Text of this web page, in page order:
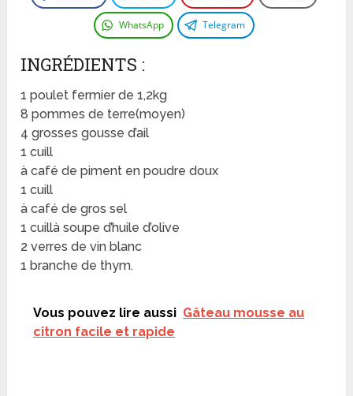
WhatsApp Telegram
INGRÉDIENTS :
1 poulet fermier de 1,2kg
8 pommes de terre(moyen)
4 grosses gousse d’ail
1 cuill
à café de piment en poudre doux
1 cuill
à café de gros sel
1 cuillà soupe d’huile d’olive
2 verres de vin blanc
1 branche de thym.
Vous pouvez lire aussi Gâteau mousse au
citron facile et rapide